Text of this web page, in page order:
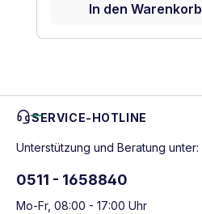
In den Warenkorb
SERVICE-HOTLINE
Unterstützung und Beratung unter:
0511 - 1658840
Mo-Fr, 08:00 - 17:00 Uhr